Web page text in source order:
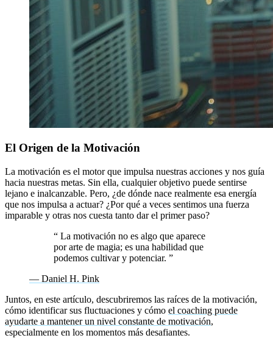
El Origen de la Motivación
La motivación es el motor que impulsa nuestras acciones y nos guía
hacia nuestras metas. Sin ella, cualquier objetivo puede sentirse
lejano e inalcanzable. Pero, ¿de dónde nace realmente esa energía
que nos impulsa a actuar? ¿Por qué a veces sentimos una fuerza
imparable y otras nos cuesta tanto dar el primer paso?
“ La motivación no es algo que aparece
por arte de magia; es una habilidad que
podemos cultivar y potenciar. ”
— Daniel H. Pink
Juntos, en este artículo, descubriremos las raíces de la motivación,
cómo identificar sus fluctuaciones y cómo el coaching puede
ayudarte a mantener un nivel constante de motivación,
especialmente en los momentos más desafiantes.